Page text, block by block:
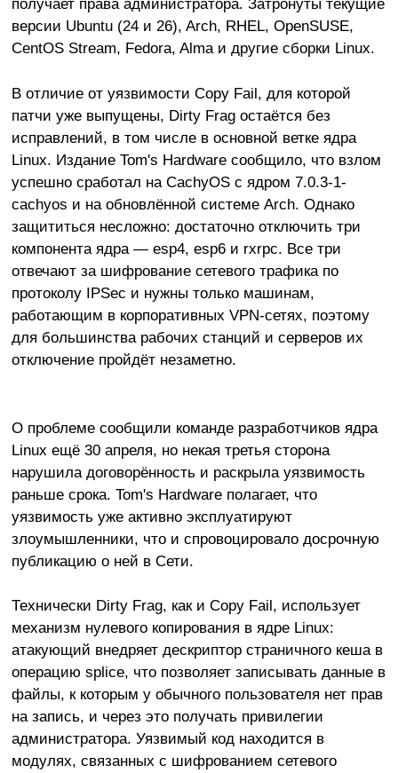
версии Ubuntu (24 и 26), Arch, RHEL, OpenSUSE,
CentOS Stream, Fedora, Alma и другие сборки Linux.
В отличие от уязвимости Copy Fail, для которой
патчи уже выпущены, Dirty Frag остаётся без
исправлений, в том числе в основной ветке ядра
Linux. Издание Tom's Hardware сообщило, что взлом
успешно сработал на CachyOS с ядром 7.0.3-1-
cachyos и на обновлённой системе Arch. Однако
защититься несложно: достаточно отключить три
компонента ядра — esp4, esp6 и rxrpc. Все три
отвечают за шифрование сетевого трафика по
протоколу IPSec и нужны только машинам,
работающим в корпоративных VPN-сетях, поэтому
для большинства рабочих станций и серверов их
отключение пройдёт незаметно.
О проблеме сообщили команде разработчиков ядра
Linux ещё 30 апреля, но некая третья сторона
нарушила договорённость и раскрыла уязвимость
раньше срока. Tom's Hardware полагает, что
уязвимость уже активно эксплуатируют
злоумышленники, что и спровоцировало досрочную
публикацию о ней в Сети.
Технически Dirty Frag, как и Copy Fail, использует
механизм нулевого копирования в ядре Linux:
атакующий внедряет дескриптор страничного кеша в
операцию splice, что позволяет записывать данные в
файлы, к которым у обычного пользователя нет прав
на запись, и через это получать привилегии
администратора. Уязвимый код находится в
модулях, связанных с шифрованием сетевого